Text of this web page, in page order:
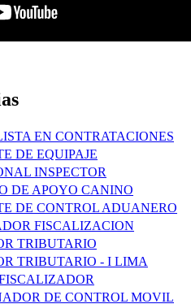
EN CONTRATACIONES
DE EQUIPAJE
INSPECTOR
DE APOYO CANINO
DE CONTROL ADUANERO
FISCALIZACION
TRIBUTARIO
TRIBUTARIO - I LIMA
DE CONTROL MOVIL